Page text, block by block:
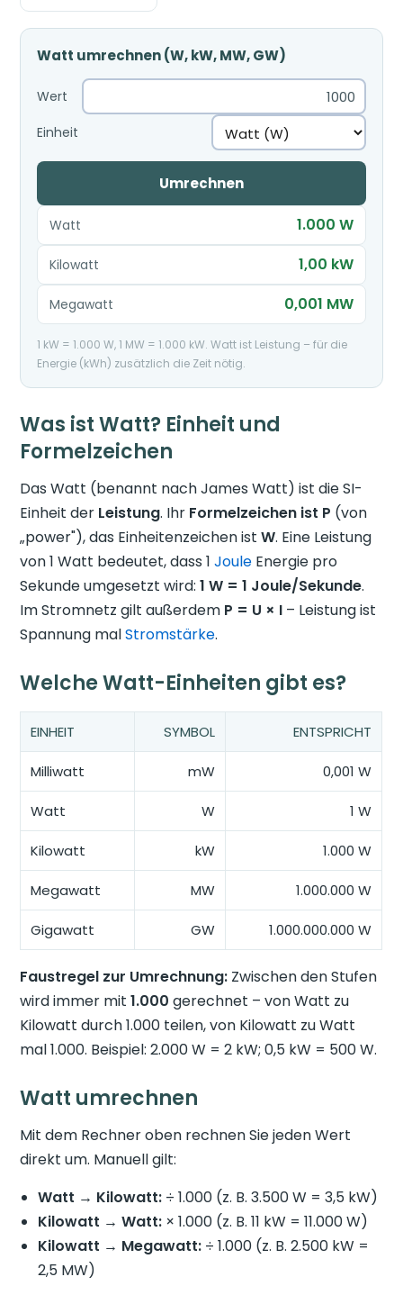
Watt umrechnen (W, kW, MW, GW)
Wert
Einheit
Umrechnen
Watt 1.000 W
Kilowatt 1,00 kW
Megawatt 0,001 MW
1 kW = 1.000 W, 1 MW = 1.000 kW. Watt ist Leistung – für die
Energie (kWh) zusätzlich die Zeit nötig.
Was ist Watt? Einheit und
Formelzeichen
Das Watt (benannt nach James Watt) ist die SI-
Einheit der Leistung. Ihr Formelzeichen ist P (von
„power"), das Einheitenzeichen istW. Eine Leistung
von 1 Watt bedeutet, dass 1Joule Energie pro
Sekunde umgesetzt wird:1 W = 1 Joule/Sekunde.
Im Stromnetz gilt außerdem P = U × I – Leistung ist
Spannung malStromstärke.
Welche Watt-Einheiten gibt es?
EINHEIT SYMBOL ENTSPRICHT
Milliwatt mW 0,001 W
Watt W 1 W
Kilowatt kW 1.000 W
Megawatt MW 1.000.000 W
Gigawatt GW 1.000.000.000 W
Faustregel zur Umrechnung: Zwischen den Stufen
wird immer mit1.000 gerechnet – von Watt zu
Kilowatt durch 1.000 teilen, von Kilowatt zu Watt
mal 1.000. Beispiel: 2.000 W = 2 kW; 0,5 kW = 500 W.
Watt umrechnen
Mit dem Rechner oben rechnen Sie jeden Wert
direkt um. Manuell gilt:
Watt → Kilowatt: ÷ 1.000 (z. B. 3.500 W = 3,5 kW)
Kilowatt → Watt: × 1.000 (z. B. 11 kW = 11.000 W)
Kilowatt → Megawatt: ÷ 1.000 (z. B. 2.500 kW =
2,5 MW)